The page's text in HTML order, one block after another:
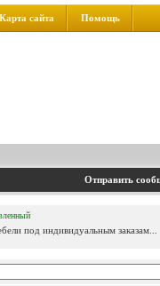
Карта сайта Помощь
Отправить
под индивидуальным заказам...